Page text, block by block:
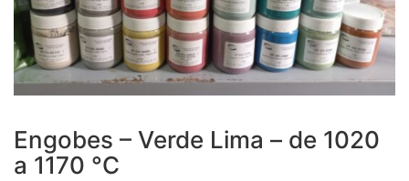
Engobes – Verde Lima – de 1020
a 1170 °C